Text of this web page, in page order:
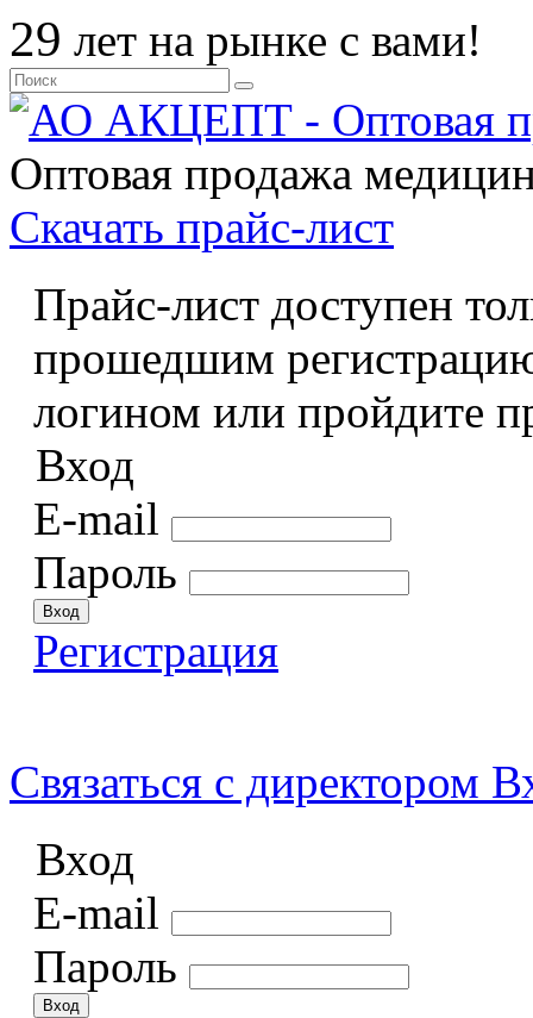
29 лет на рынке с вами!
Оптовая продажа
Скачать прайс-лист
Прайс-лист доступен
прошедшим
логином или пройдите
Вход
E-mail
Пароль
Регистрация
Связаться с директором
Вход
E-mail
Пароль